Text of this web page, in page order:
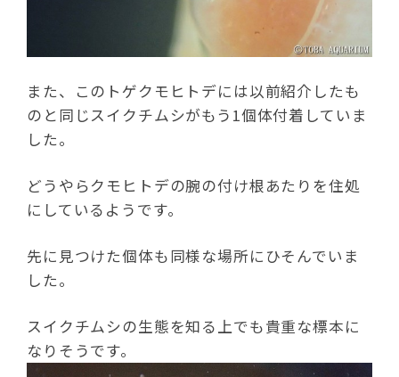
また、このトゲクモヒトデには以前紹介したも
のと同じスイクチムシがもう1個体付着していま
した。
どうやらクモヒトデの腕の付け根あたりを住処
にしているようです。
先に見つけた個体も同様な場所にひそんでいま
した。
スイクチムシの生態を知る上でも貴重な標本に
なりそうです。